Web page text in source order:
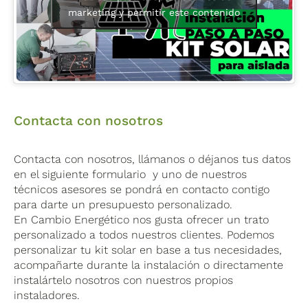
eficiencia y rendimiento para tuinstalación aislada
de la red. Los paneles monocristalinos son conocidos
por su alta eficiencia en la conversión de la luz solar
en electricidad.Suelen experimentar una menor
degradación de su rendimiento a lo largo del
tiempo en comparación con otros tipos de paneles.
los hace ideales para instalaciones en tejados
Baterías
Ciclos de vida
profundidad de
descarga del
90% Dod y
25ºC.
Capacidad
total de las
baterías
Cantidad 1 Garantía
cuadro de electricidad de la vivienda, excepto la
estructura de sujeción de los paneles solares.
En el siguiente vídeo puede ver un ejemplo práctico
de cómo es una instalación de uno de nuestros kit
solares (el kit no tiene por que ser el especificado en
Haz clic para aceptar cookies de
marketing y permitir este contenido
marketing y permitir este contenido
Contacta con nosotros
Contacta con nosotros, llámanos o déjanos tus datos
en el siguiente formulario y uno de nuestros
técnicos asesores se pondrá en contacto contigo
para darte un presupuesto personalizado.
En Cambio Energético nos gusta ofrecer un trato
personalizado a todos nuestros clientes. Podemos
personalizar tu kit solar en base a tus necesidades,
acompañarte durante la instalación o directamente
instalártelo nosotros con nuestros propios
instaladores.